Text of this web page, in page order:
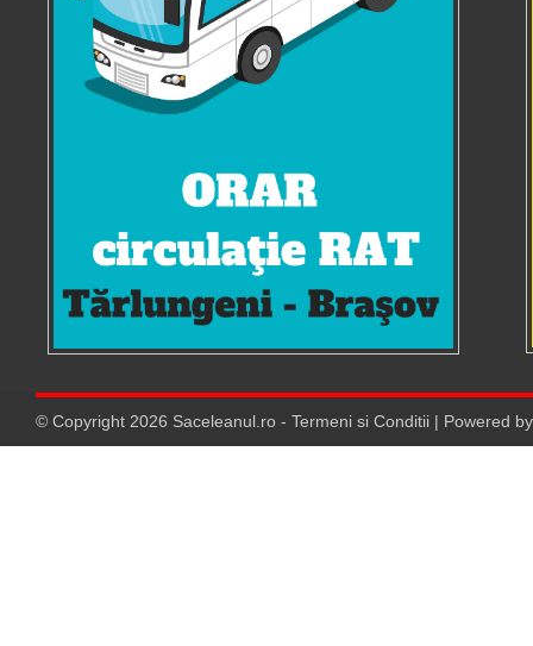
© Copyright 2026 Saceleanul.ro - Termeni si Conditii | Powered